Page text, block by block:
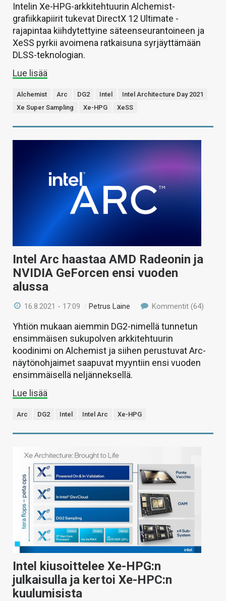
Intelin Xe-HPG-arkkitehtuurin Alchemist-
grafiikkapiirit tukevat DirectX 12 Ultimate -
rajapintaa kiihdytettyine säteenseurantoineen ja
XeSS pyrkii avoimena ratkaisuna syrjäyttämään
DLSS-teknologian.
Lue lisää
Alchemist Arc DG2 Intel
Intel Architecture Day 2021
Xe Super Sampling
Xe-HPG XeSS
Intel Arc haastaa AMD Radeonin ja
NVIDIA GeForcen ensi vuoden
alussa
16.8.2021 - 17:09 /Petrus Laine Kommentit (64)
Yhtiön mukaan aiemmin DG2-nimellä tunnetun
ensimmäisen sukupolven arkkitehtuurin
koodinimi on Alchemist ja siihen perustuvat Arc-
näytönohjaimet saapuvat myyntiin ensi vuoden
ensimmäisellä neljänneksellä.
Lue lisää
Arc DG2 Intel Intel Arc Xe-HPG
Intel kiusoittelee Xe-HPG:n
julkaisulla ja kertoi Xe-HPC:n
kuulumisista